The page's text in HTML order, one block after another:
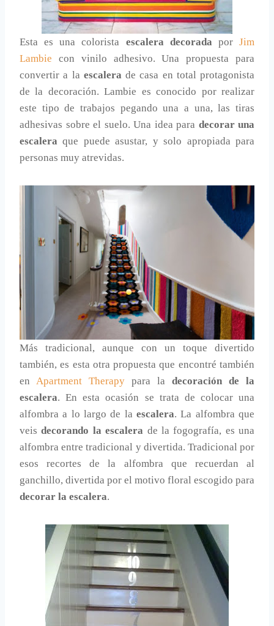
Esta es una colorista escalera decorada porJim
Lambie con vinilo adhesivo. Una propuesta para
convertir a la escalera de casa en total protagonista
de la decoración. Lambie es conocido por realizar
este tipo de trabajos pegando una a una, las tiras
adhesivas sobre el suelo. Una idea para decorar una
escalera que puede asustar, y solo apropiada para
personas muy atrevidas.
Más tradicional, aunque con un toque divertido
también, es esta otra propuesta que encontré también
en Apartment Therapy para la decoración de la
escalera. En esta ocasión se trata de colocar una
alfombra a lo largo de la escalera. La alfombra que
veisdecorando la escalera de la fogografía, es una
alfombra entre tradicional y divertida. Tradicional por
esos recortes de la alfombra que recuerdan al
ganchillo, divertida por el motivo floral escogido para
decorar la escalera.